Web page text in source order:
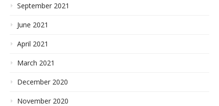
September 2021
June 2021
April 2021
March 2021
December 2020
November 2020